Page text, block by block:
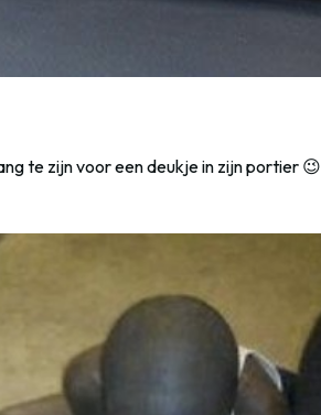
te zijn voor een deukje in zijn portier 😉